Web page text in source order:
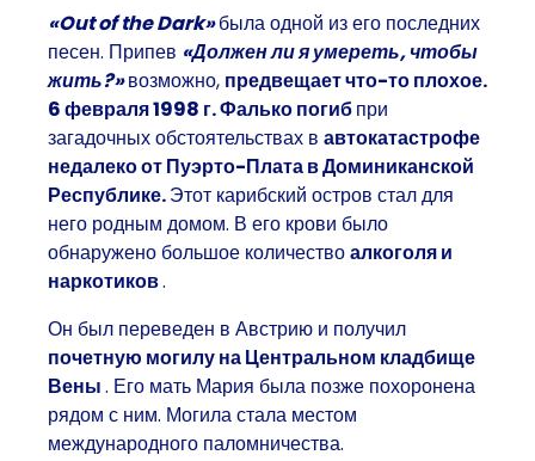
«Out of the Dark»была одной из его последних
песен. Припев «Должен ли я умереть, чтобы
жить?»возможно, предвещает что-то плохое.
6 февраля 1998 г. Фалько погибпри
загадочных обстоятельствах в автокатастрофе
недалеко от Пуэрто-Плата в Доминиканской
Республике.Этот карибский остров стал для
него родным домом. В его крови было
обнаружено большое количествоалкоголя и
наркотиков.
Он был переведен в Австрию и получил
почетную могилу на Центральном кладбище
Вены. Его мать Мария была позже похоронена
рядом с ним. Могила стала местом
международного паломничества.